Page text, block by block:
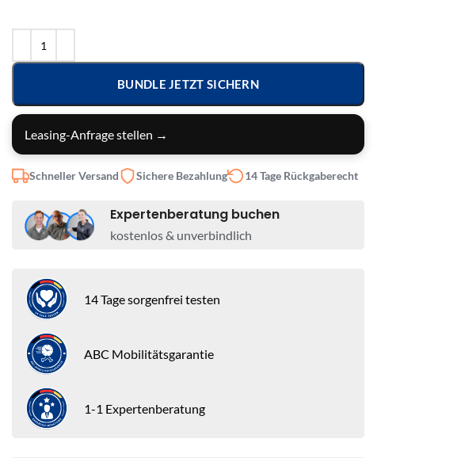
BUNDLE JETZT SICHERN
Leasing-Anfrage stellen →
Schneller Versand Sichere Bezahlung 14 Tage Rückgaberecht
Expertenberatung buchen
kostenlos & unverbindlich
14 Tage sorgenfrei testen
ABC Mobilitätsgarantie
1-1 Expertenberatung